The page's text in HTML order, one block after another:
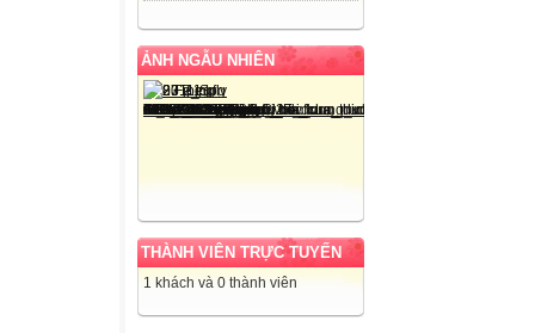
ẢNH NGẪU NHIÊN
THÀNH VIÊN TRỰC TUYẾN
1 khách và 0 thành viên